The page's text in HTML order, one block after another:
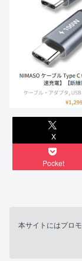
X
Pocket
本サイトにはプロ